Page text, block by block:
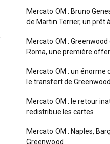
Mercato OM : Bruno
de Martin Terrier, un prêt
Mercato OM :
Roma, une première
Mercato OM : un énorme
le transfert de Greenwood
Mercato OM : le retour
redistribue les cartes
Mercato OM : Naples,
Greenwood